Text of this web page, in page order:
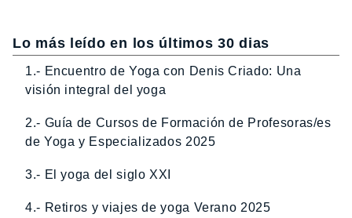
Lo más leído en los últimos 30 dias
1.- Encuentro de Yoga con Denis Criado: Una
visión integral del yoga
2.- Guía de Cursos de Formación de Profesoras/es
de Yoga y Especializados 2025
3.- El yoga del siglo XXI
4.- Retiros y viajes de yoga Verano 2025